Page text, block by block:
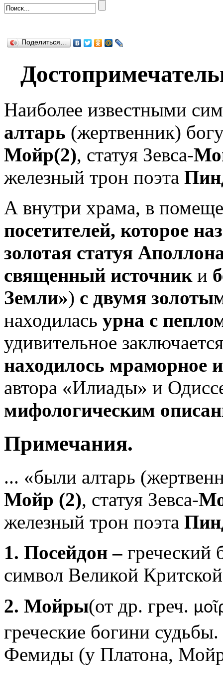
Поделиться…
Наиболее известными
алтарь (жертвенник)
Мойр(2), статуя Зевса-
железный трон поэта
А внутри храма, в
посетителей, которое
золотая статуя
священный источники
Земли») с двумя
находилась урна с
удивительное
находилось мраморное
автора «Илиады» и
мифологическим
Примечания.
... «были алтарь
Мойр (2), статуя Зевса-
железный трон поэта
1. Посейдон – греческий
символ Великой
2. Мойры(от др. греч. μοῖ
греческие богини
Фемиды (у Платона,